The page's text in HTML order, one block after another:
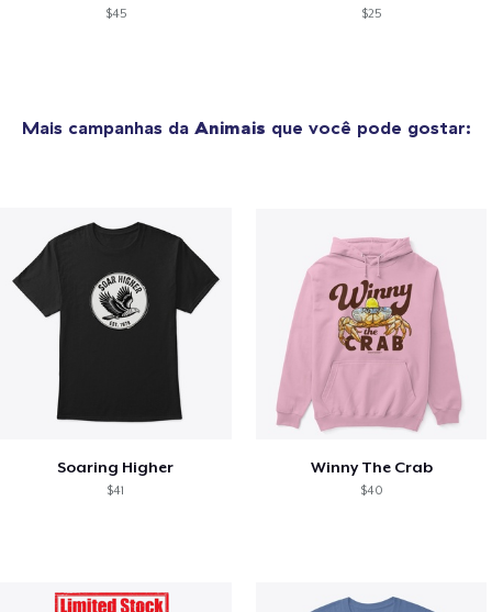
$45 $25
Mais campanhas da Animais que você pode gostar:
Soaring Higher
$41
Winny The Crab
$40